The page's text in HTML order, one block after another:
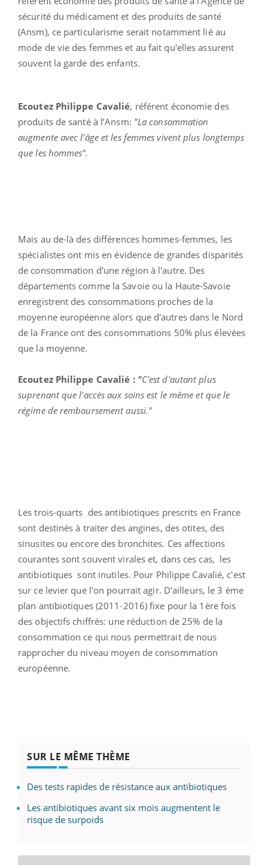
sécurité du médicament et des produits de santé
(Ansm), ce particularisme serait notamment lié au
mode de vie des femmes et au fait qu'elles assurent
souvent la garde des enfants.
Ecoutez Philippe Cavalié, référent économie des
produits de santé à l’Ansm: "La consommation
augmente avec l'âge et les femmes vivent plus longtemps
que les hommes".
Mais au de-là des différences hommes-femmes, les
spécialistes ont mis en évidence de grandes disparités
de consommation d'une région à l'autre. Des
départements comme la Savoie ou la Haute-Savoie
enregistrent des consommations proches de la
moyenne européenne alors que d'autres dans le Nord
de la France ont des consommations 50% plus élevées
que la moyenne.
Ecoutez Philippe Cavalié : "C'est d'autant plus
suprenant que l'accès aux soins est le même et que le
régime de remboursement aussi."
Les trois-quarts des antibiotiques prescrits en France
sont destinés à traiter des angines, des otites, des
sinusites ou encore des bronchites. Ces affections
courantes sont souvent virales et, dans ces cas, les
antibiotiques sont inutiles. Pour Philippe Cavalié, c'est
sur ce levier que l'on pourrait agir. D'ailleurs, le 3 ème
plan antibiotiques (2011-2016) fixe pour la 1ère fois
des objectifs chiffrés: une réduction de 25% de la
consommation ce qui nous permettrait de nous
rapprocher du niveau moyen de consommation
européenne.
SUR LE MÊME THÈME
Des tests rapides de résistance aux antibiotiques
Les antibiotiques avant six mois augmentent le
risque de surpoids